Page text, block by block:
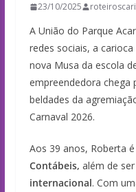
23/10/2025
A União do Parque
redes sociais, a carioca
nova Musa da escola
empreendedora chega
beldades da
Carnaval 2026.
Aos 39 anos, Roberta é
Contábeis, além de
internacional. Com